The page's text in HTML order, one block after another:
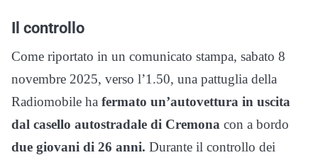
Il controllo
Come riportato in un comunicato stampa, sabato 8
novembre 2025, verso l’1.50, una pattuglia della
Radiomobile ha fermato un’autovettura in uscita
dal casello autostradale di Cremona con a bordo
due giovani di 26 anni. Durante il controllo dei